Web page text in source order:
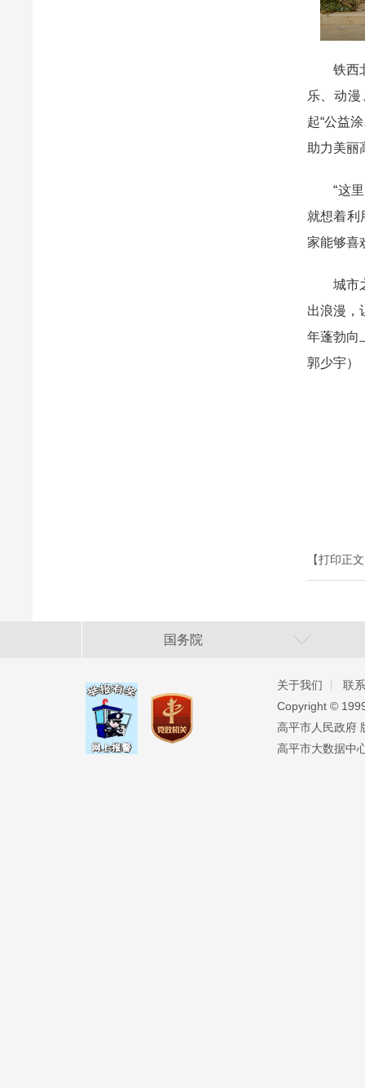
铁西北
乐、动
起“公益
助力美丽
“这里
就想着利
家能够喜
城市之
出浪漫，
年蓬勃向
郭少宇）
【打印正
国务院
关于我们
联
Copyright ©️
高平市人民政府
高平市大数据